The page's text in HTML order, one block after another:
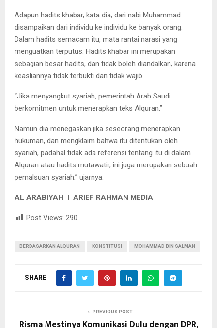
Adapun hadits khabar, kata dia, dari nabi Muhammad
disampaikan dari individu ke individu ke banyak orang.
Dalam hadits semacam itu, mata rantai narasi yang
menguatkan terputus. Hadits khabar ini merupakan
sebagian besar hadits, dan tidak boleh diandalkan, karena
keasliannya tidak terbukti dan tidak wajib.
“Jika menyangkut syariah, pemerintah Arab Saudi
berkomitmen untuk menerapkan teks Alquran.”
Namun dia menegaskan jika seseorang menerapkan
hukuman, dan mengklaim bahwa itu ditentukan oleh
syariah, padahal tidak ada referensi tentang itu di dalam
Alquran atau hadits mutawatir, ini juga merupakan sebuah
pemalsuan syariah,” ujarnya.
AL ARABIYAH I ARIEF RAHMAN MEDIA
Post Views: 290
BERDASARKAN ALQURAN KONSTITUSI MOHAMMAD BIN SALMAN
SHARE
PREVIOUS POST
Risma Mestinya Komunikasi Dulu dengan DPR,